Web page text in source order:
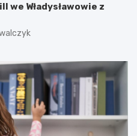
we Władysławowie z